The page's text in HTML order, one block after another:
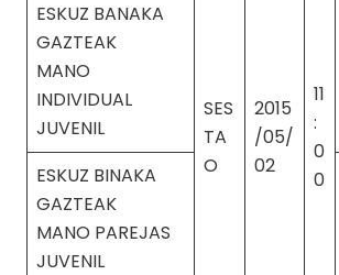
ESKUZ BANAKA
GAZTEAK
MANO
INDIVIDUAL
JUVENIL
SES
TA
O
2015
/05/
02
11
:
0
0
ESKUZ BINAKA
GAZTEAK
MANO PAREJAS
JUVENIL